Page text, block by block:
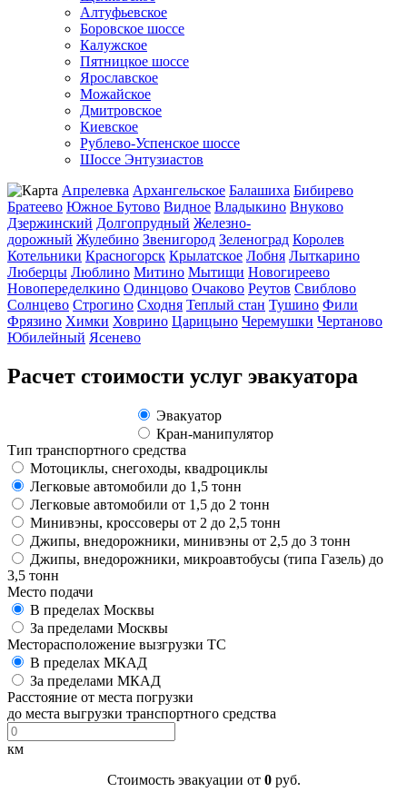
Алтуфьевское
Боровское шоссе
Калужское
Пятницкое шоссе
Ярославское
Можайское
Дмитровское
Киевское
Рублево-Успенское шоссе
Шоссе Энтузиастов
Апрелевка Архангельское Балашиха Бибирево
Братеево Южное Бутово Видное Владыкино Внуково
Дзержинский Долгопрудный Железно-
дорожный Жулебино Звенигород Зеленоград Королев
Котельники Красногорск Крылатское Лобня Лыткарино
Люберцы Люблино Митино Мытищи Новогиреево
Новопеределкино Одинцово Очаково Реутов Свиблово
Солнцево Строгино Сходня Теплый стан Тушино Фили
Фрязино Химки Ховрино Царицыно Черемушки Чертаново
Юбилейный Ясенево
Расчет стоимости услуг эвакуатора
Эвакуатор
Кран-манипулятор
Тип транспортного средства
Мотоциклы, снегоходы, квадроциклы
Легковые автомобили до 1,5 тонн
Легковые автомобили от 1,5 до 2 тонн
Минивэны, кроссоверы от 2 до 2,5 тонн
Джипы, внедорожники, минивэны от 2,5 до 3 тонн
Джипы, внедорожники, микроавтобусы (типа Газель) до
3,5 тонн
Место подачи
В пределах Москвы
За пределами Москвы
Месторасположение вызгрузки ТС
В пределах МКАД
За пределами МКАД
Расстояние от места погрузки
до места выгрузки транспортного средства
км
Стоимость эвакуации от 0руб.